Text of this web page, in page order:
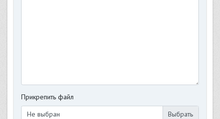
Прикрепить файл
Не выбран